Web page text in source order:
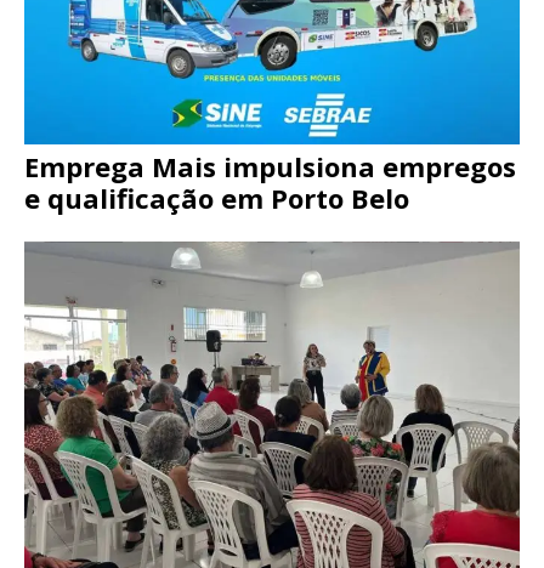
Emprega Mais impulsiona empregos
e qualificação em Porto Belo